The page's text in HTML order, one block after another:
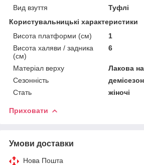
Вид взуття
Туфлі
Користувальницькі характеристики
Висота платформи (см)
1
Висота халяви / задника
(см)
6
Матеріал верху
Лакова
Сезонність
демісезон
Стать
жіночі
Приховати
Умови доставки
Нова Пошта